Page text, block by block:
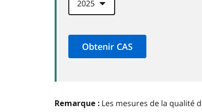
Remarque : Les mesures de la qualité